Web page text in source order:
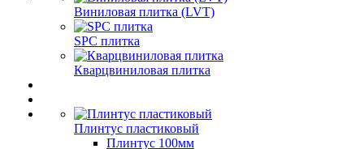
Виниловая плитка (LVT)
SPC плитка
Кварцвиниловая плитка
Плинтус пластиковый
Плинтус 100мм